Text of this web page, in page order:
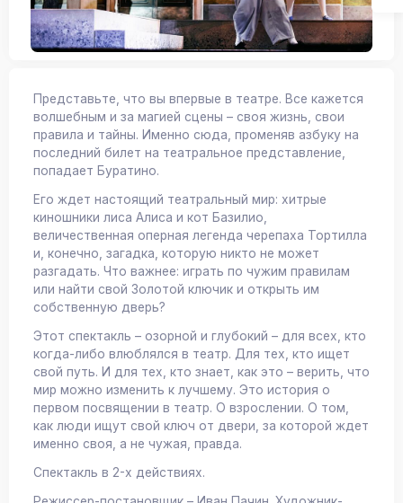
Представьте, что вы впервые в театре. Все кажется
волшебным и за магией сцены – своя жизнь, свои
правила и тайны. Именно сюда, променяв азбуку на
последний билет на театральное представление,
попадает Буратино.
Его ждет настоящий театральный мир: хитрые
киношники лиса Алиса и кот Базилио,
величественная оперная легенда черепаха Тортилла
и, конечно, загадка, которую никто не может
разгадать. Что важнее: играть по чужим правилам
или найти свой Золотой ключик и открыть им
собственную дверь?
Этот спектакль – озорной и глубокий – для всех, кто
когда-либо влюблялся в театр. Для тех, кто ищет
свой путь. И для тех, кто знает, как это – верить, что
мир можно изменить к лучшему. Это история о
первом посвящении в театр. О взрослении. О том,
как люди ищут свой ключ от двери, за которой ждет
именно своя, а не чужая, правда.
Спектакль в 2-х действиях.